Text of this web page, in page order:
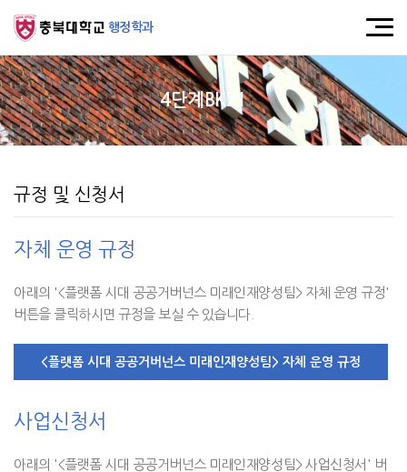
행정학과
4단계BK21
규정 및 신청서
자체 운영 규정
아래의 '<플랫폼 시대 공공거버넌스 미래인재양성팀> 자체 운영 규정'
버튼을 클릭하시면 규정을 보실 수 있습니다.
사업신청서
아래의 '<플랫폼 시대 공공거버넌스 미래인재양성팀> 사업신청서' 버